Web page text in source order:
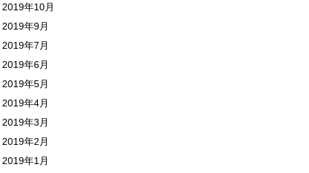
2019年10月
2019年9月
2019年7月
2019年6月
2019年5月
2019年4月
2019年3月
2019年2月
2019年1月